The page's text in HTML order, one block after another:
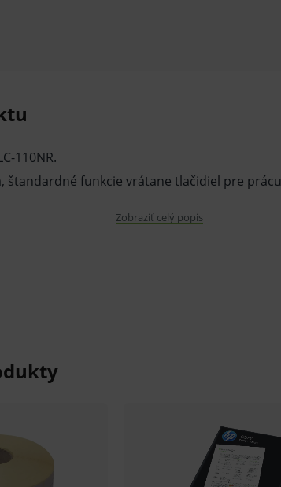
110NR.
štandardné funkcie vrátane tlačidiel pre
g
Zobraziť celý popis